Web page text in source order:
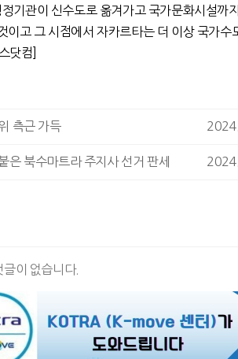
기관이 신수도로 옮겨가고 국가문화시설까
고 그 시점에서 자카르타는 더 이상 국가수
닷컴
측근 가득
은 북수마트라 주지사 선거 판세
글이 없습니다.